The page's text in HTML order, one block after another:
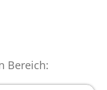
Bereich: